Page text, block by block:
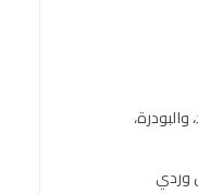
والبودرة،
وردي